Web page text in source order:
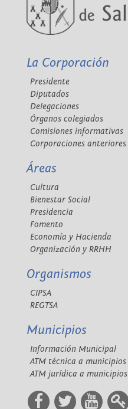
La Corporación
Presidente
Diputados
Delegaciones
Órganos colegiados
Comisiones informativas
Corporaciones anteriores
Áreas
Cultura
Bienestar Social
Presidencia
Fomento
Economía y Hacienda
Organización y RRHH
Organismos
CIPSA
REGTSA
Municipios
Información Municipal
ATM técnica a municipios
ATM jurídica a municipios